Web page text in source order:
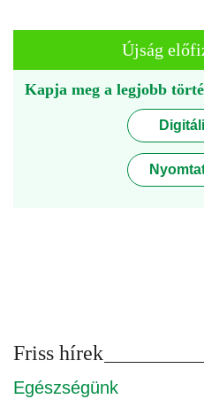
Újság
Kapja meg a legjobb
Friss hírek
Egészségünk